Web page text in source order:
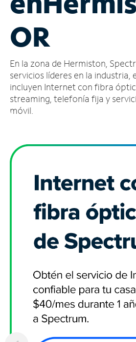
cuenta
Encuentra
tienda
OR
En la zona de Hermiston,
servicios líderes en la industria,
incluyen Internet con fibra
streaming, telefonía fija y
móvil.